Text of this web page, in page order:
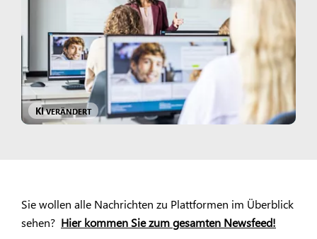
KIVERÄNDERT
Sie wollen alle Nachrichten zu Plattformen im Überblick
sehen? Hier kommen Sie zum gesamten Newsfeed!